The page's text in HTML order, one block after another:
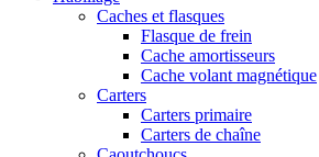
Caches et flasques
Flasque de frein
Cache amortisseurs
Cache volant magnétique
Carters
Carters primaire
Carters de chaîne